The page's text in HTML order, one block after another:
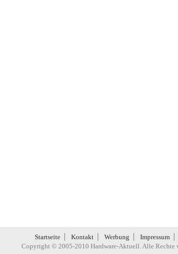
Startseite Kontakt Werbung Impressum
Copyright © 2005-2010 Hardware-Aktuell. Alle Rechte